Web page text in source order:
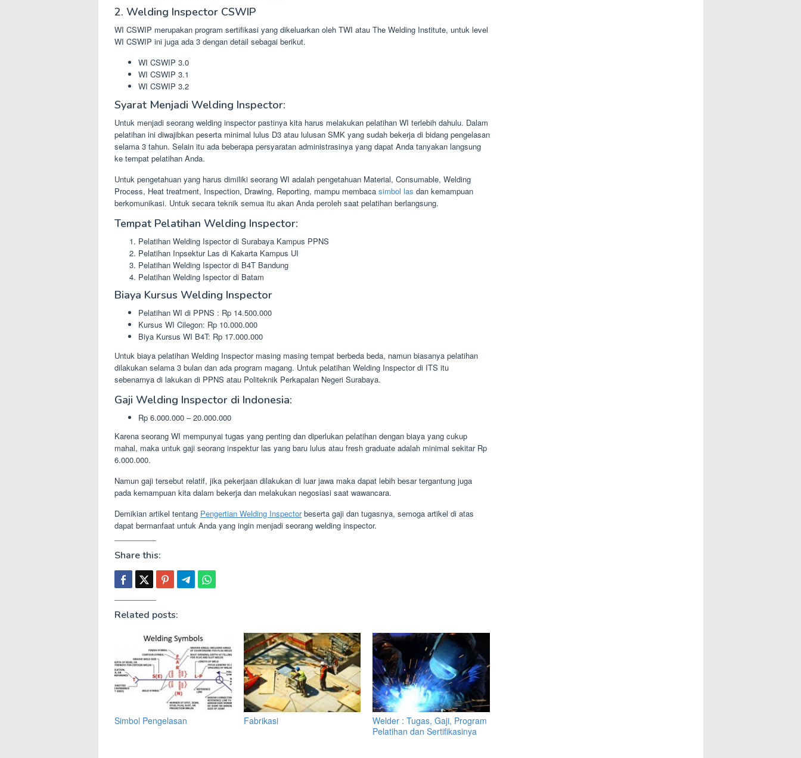
2. Welding Inspector CSWIP
WI CSWIP merupakan program sertifikasi yang dikeluarkan oleh TWI atau The Welding Institute, untuk level
WI CSWIP ini juga ada 3 dengan detail sebagai berikut.
WI CSWIP 3.0
WI CSWIP 3.1
WI CSWIP 3.2
Syarat Menjadi Welding Inspector:
Untuk menjadi seorang welding inspector pastinya kita harus melakukan pelatihan WI terlebih dahulu. Dalam
pelatihan ini diwajibkan peserta minimal lulus D3 atau lulusan SMK yang sudah bekerja di bidang pengelasan
selama 3 tahun. Selain itu ada beberapa persyaratan administrasinya yang dapat Anda tanyakan langsung
ke tempat pelatihan Anda.
Untuk pengetahuan yang harus dimiliki seorang WI adalah pengetahuan Material, Consumable, Welding
Process, Heat treatment, Inspection, Drawing, Reporting, mampu membaca simbol las dan kemampuan
berkomunikasi. Untuk secara teknik semua itu akan Anda peroleh saat pelatihan berlangsung.
Tempat Pelatihan Welding Inspector:
Pelatihan Welding Ispector di Surabaya Kampus PPNS
Pelatihan Inpsektur Las di Kakarta Kampus UI
Pelatihan Welding Ispector di B4T Bandung
Pelatihan Welding Ispector di Batam
Biaya Kursus Welding Inspector
Pelatihan WI di PPNS : Rp 14.500.000
Kursus WI Cilegon: Rp 10.000.000
Biya Kursus WI B4T: Rp 17.000.000
Untuk biaya pelatihan Welding Inspector masing masing tempat berbeda beda, namun biasanya pelatihan
dilakukan selama 3 bulan dan ada program magang. Untuk pelatihan Welding Inspector di ITS itu
sebenarnya di lakukan di PPNS atau Politeknik Perkapalan Negeri Surabaya.
Gaji Welding Inspector di Indonesia:
Rp 6.000.000 – 20.000.000
Karena seorang WI mempunyai tugas yang penting dan diperlukan pelatihan dengan biaya yang cukup
mahal, maka untuk gaji seorang inspektur las yang baru lulus atau fresh graduate adalah minimal sekitar Rp
6.000.000.
Namun gaji tersebut relatif, jika pekerjaan dilakukan di luar jawa maka dapat lebih besar tergantung juga
pada kemampuan kita dalam bekerja dan melakukan negosiasi saat wawancara.
Demikian artikel tentang Pengertian Welding Inspectorbeserta gaji dan tugasnya, semoga artikel di atas
dapat bermanfaat untuk Anda yang ingin menjadi seorang welding inspector.
Share this:
Related posts:
Simbol Pengelasan Fabrikasi
Welder : Tugas, Gaji, Program
Pelatihan dan Sertifikasinya